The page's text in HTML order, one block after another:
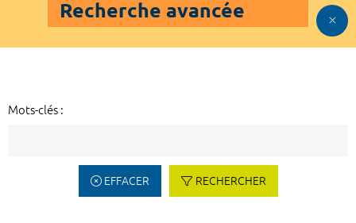
Recherche avancée
Mots-clés :
EFFACER RECHERCHER